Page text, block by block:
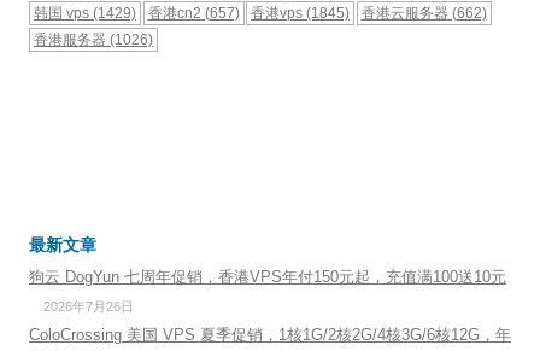
韩国 vps (1429) 香港cn2 (657) 香港vps (1845) 香港云服务器 (662)
香港服务器 (1026)
最新文章
狗云 DogYun 七周年促销，香港VPS年付150元起，充值满100送10元
2026年7月26日
ColoCrossing 美国 VPS 夏季促销，1核1G/2核2G/4核3G/6核12G，年